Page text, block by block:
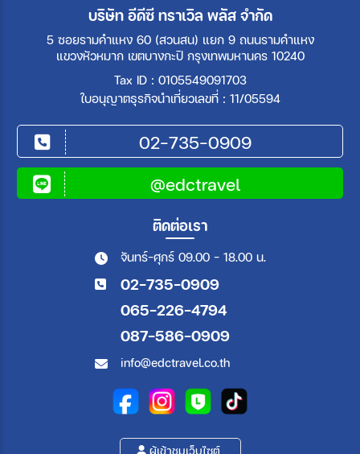
บริษัท อีดีซี ทราเวิล พลัส จำกัด
5 ซอยรามคำแหง 60 (สวนสน) แยก 9 ถนนรามคำแหง
แขวงหัวหมาก เขตบางกะปิ กรุงเทพมหานคร 10240
Tax ID : 0105549091703
ใบอนุญาตธุรกิจนำเที่ยวเลขที่ : 11/05594
02-735-0909
@edctravel
ติดต่อเรา
จันทร์-ศุกร์ 09.00 - 18.00 น.
02-735-0909
065-226-4794
087-586-0909
info@edctravel.co.th
ผู้เข้าชมเว็บไซต์